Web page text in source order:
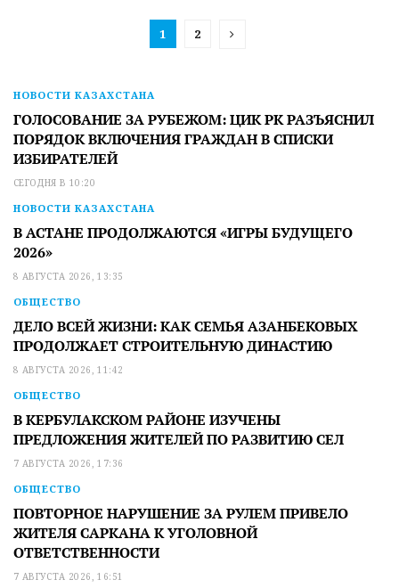
1 2
НОВОСТИ КАЗАХСТАНА
ГОЛОСОВАНИЕ ЗА РУБЕЖОМ: ЦИК РК РАЗЪЯСНИЛ
ПОРЯДОК ВКЛЮЧЕНИЯ ГРАЖДАН В СПИСКИ
ИЗБИРАТЕЛЕЙ
СЕГОДНЯ В 10:20
НОВОСТИ КАЗАХСТАНА
В АСТАНЕ ПРОДОЛЖАЮТСЯ «ИГРЫ БУДУЩЕГО
2026»
8 АВГУСТА 2026, 13:35
ОБЩЕСТВО
ДЕЛО ВСЕЙ ЖИЗНИ: КАК СЕМЬЯ АЗАНБЕКОВЫХ
ПРОДОЛЖАЕТ СТРОИТЕЛЬНУЮ ДИНАСТИЮ
8 АВГУСТА 2026, 11:42
ОБЩЕСТВО
В КЕРБУЛАКСКОМ РАЙОНЕ ИЗУЧЕНЫ
ПРЕДЛОЖЕНИЯ ЖИТЕЛЕЙ ПО РАЗВИТИЮ СЕЛ
7 АВГУСТА 2026, 17:36
ОБЩЕСТВО
ПОВТОРНОЕ НАРУШЕНИЕ ЗА РУЛЕМ ПРИВЕЛО
ЖИТЕЛЯ САРКАНА К УГОЛОВНОЙ
ОТВЕТСТВЕННОСТИ
7 АВГУСТА 2026, 16:51